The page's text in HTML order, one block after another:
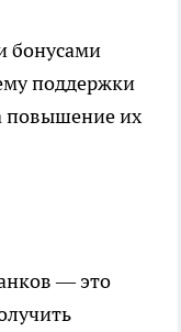
бонусами
поддержки
повышение их
— это